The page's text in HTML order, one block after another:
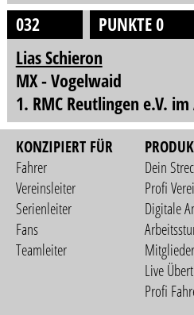
032
PUNKTE 0
Lias Schieron
MX - Vogelwaid
1. RMC Reutlingen e.V. im
KONZIPIERT FÜR
Fahrer
Vereinsleiter
Serienleiter
Fans
Teamleiter
Dein
Profi
Digitale
Live
Profi